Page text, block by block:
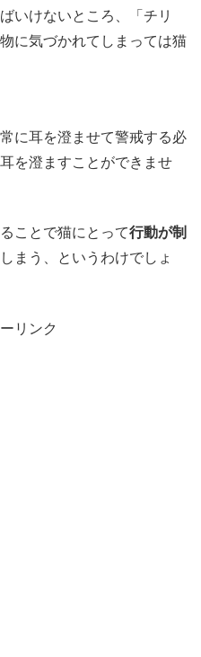
いけないところ、「チリ
に気づかれてしまっては猫
に耳を澄ませて警戒する必
を澄ますことができませ
ことで猫にとって行動が制
まう、というわけでしょ
リンク